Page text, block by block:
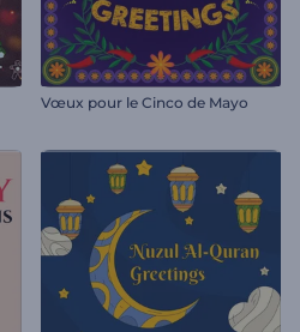
Vœux pour le Cinco de Mayo